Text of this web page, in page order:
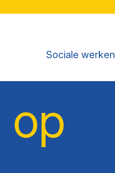
Sociale werken
op